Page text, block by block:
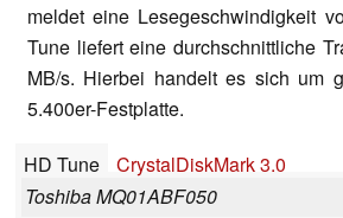
meldet eine Lesegeschwindigkeit
Tune liefert eine durchschnittliche
MB/s. Hierbei handelt es sich um
5.400er-Festplatte.
HD Tune
CrystalDiskMark 3.0
Toshiba MQ01ABF050